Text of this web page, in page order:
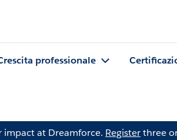
professionale
impact at Dreamforce. Registerthree